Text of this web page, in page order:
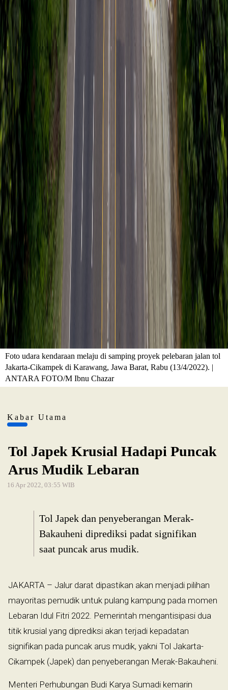
Foto udara kendaraan melaju di samping proyek pelebaran jalan tol
Jakarta-Cikampek di Karawang, Jawa Barat, Rabu (13/4/2022). |
ANTARA FOTO/M Ibnu Chazar
Kabar Utama
Tol Japek Krusial Hadapi Puncak
Arus Mudik Lebaran
16 Apr 2022, 03:55 WIB
Tol Japek dan penyeberangan Merak-
Bakauheni diprediksi padat signifikan
saat puncak arus mudik.
JAKARTA – Jalur darat dipastikan akan menjadi pilihan
mayoritas pemudik untuk pulang kampung pada momen
Lebaran Idul Fitri 2022. Pemerintah mengantisipasi dua
titik krusial yang diprediksi akan terjadi kepadatan
signifikan pada puncak arus mudik, yakni Tol Jakarta-
Cikampek (Japek) dan penyeberangan Merak-Bakauheni.
Menteri Perhubungan Budi Karya Sumadi kemarin